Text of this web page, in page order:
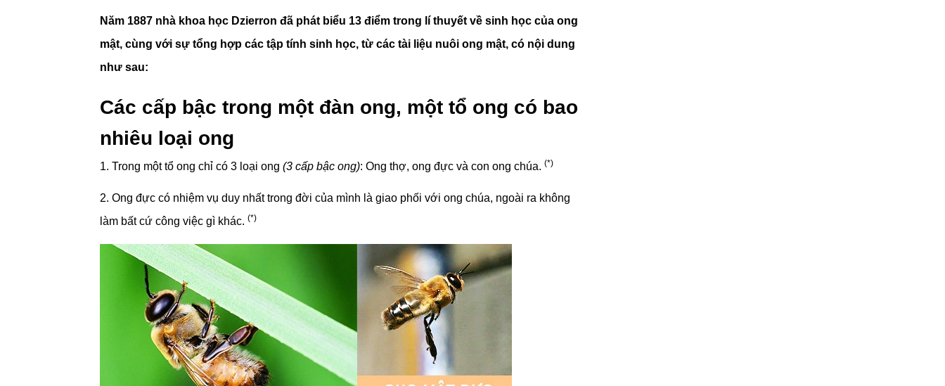
Năm 1887 nhà khoa học Dzierron đã phát biểu 13 điểm trong lí thuyết về sinh học của ong
mật, cùng với sự tổng hợp các tập tính sinh học, từ các tài liệu nuôi ong mật, có nội dung
như sau:
Các cấp bậc trong một đàn ong, một tổ ong có bao
nhiêu loại ong
1. Trong một tổ ong chỉ có 3 loại ong (3 cấp bậc ong): Ong thợ, ong đực và con ong chúa. (*)
2. Ong đực có nhiệm vụ duy nhất trong đời của mình là giao phối với ong chúa, ngoài ra không
làm bất cứ công việc gì khác. (*)